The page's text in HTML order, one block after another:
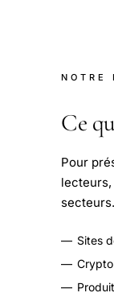
NOTRE
Ce
Pour
secteurs.
— Sites
—
—